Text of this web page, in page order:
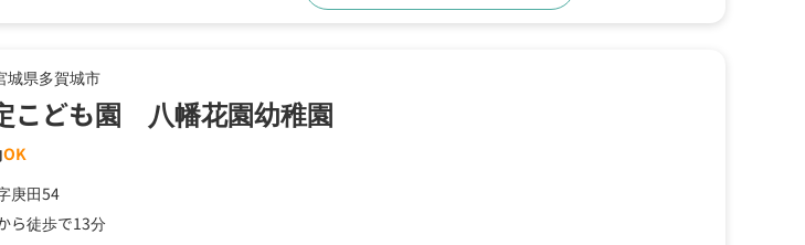
城県多賀城市
こども園 八幡花園幼稚園
OK
庚田54
ら徒歩で13分